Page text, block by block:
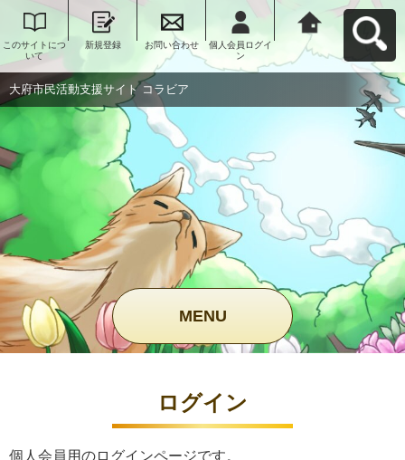
このサイトにつ
いて
新規登録 お問い合わせ
個人会員ログイ
ン
大府市民活動支
援サイト コラビ
アへ戻る
大府市民活動支援サイト コラビア
MENU
ログイン
個人会員用のログインページです。